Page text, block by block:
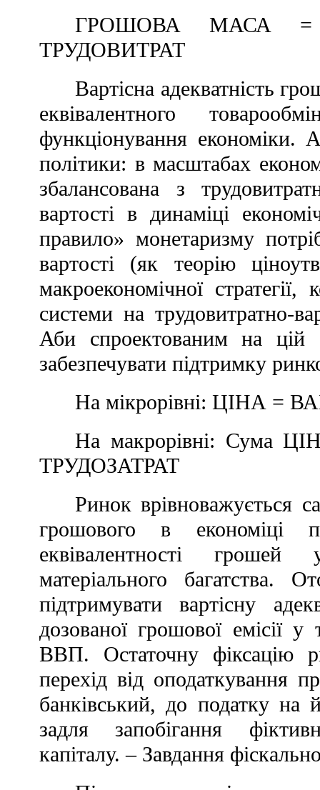
ГРОШОВА МАСА
ТРУДОВИТРАТ
Вартісна адекватність
еквівалентного
функціонування економіки.
політики: в масштабах
збалансована з
вартості в динаміці
правило» монетаризму
вартості (як теорію
макроекономічної
системи на трудовитратно-
Аби спроектованим на цій
забезпечувати підтримку
На мікрорівні: ЦІНА =
На макрорівні: Сума
ТРУДОЗАТРАТ
Ринок врівноважується
грошового в економіці
еквівалентності
матеріального багатства.
підтримувати вартісну
дозованої грошової емісії
ВВП. Остаточну фіксацію
перехід від оподаткування
банківський, до податку на
задля запобігання
капіталу. – Завдання